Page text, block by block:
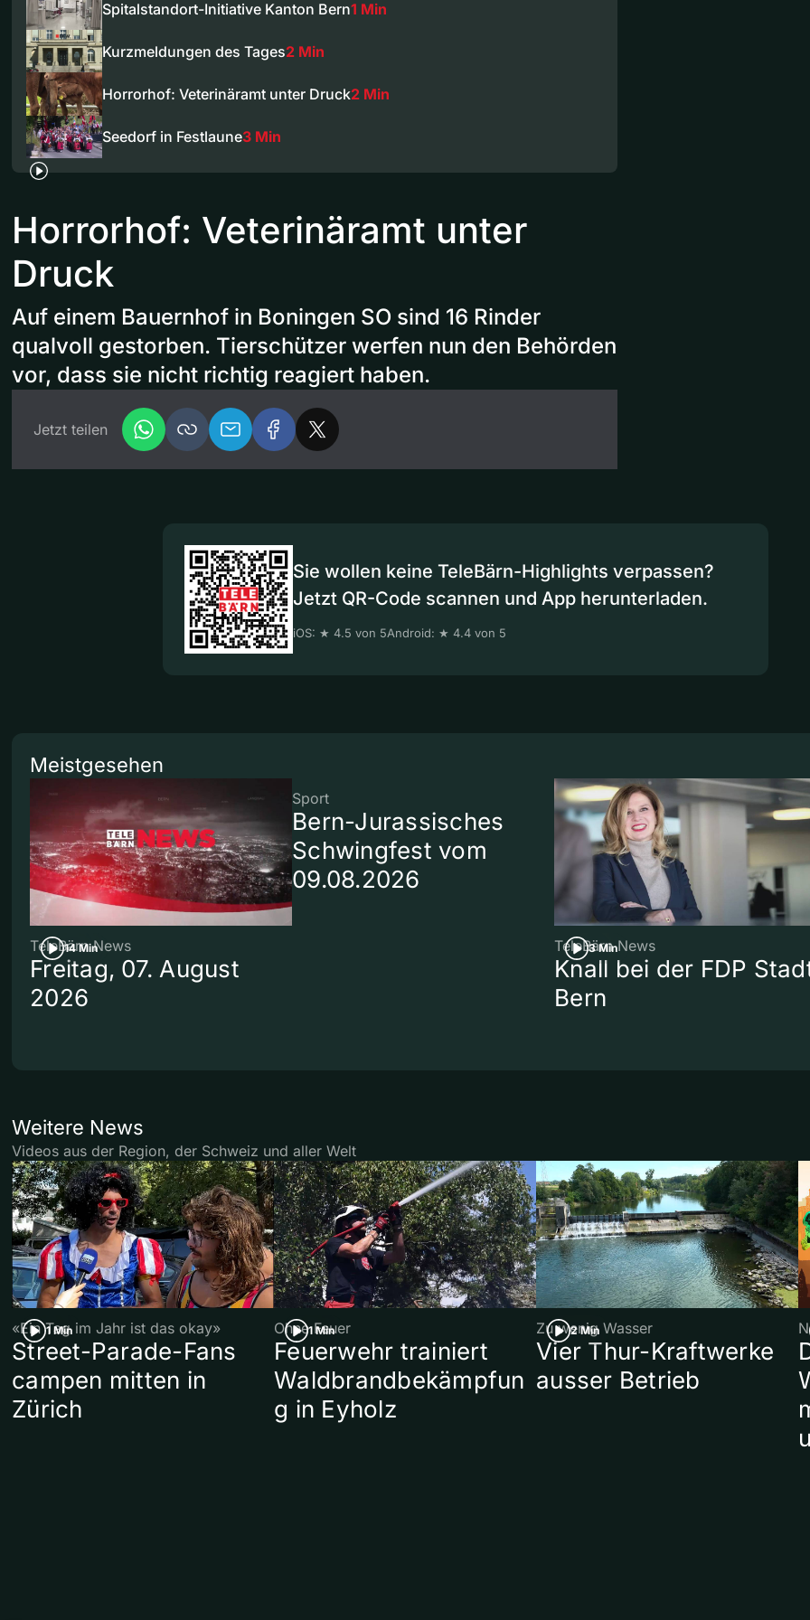
Spitalstandort-Initiative Kanton Bern1 Min
Kurzmeldungen des Tages2 Min
Horrorhof: Veterinäramt unter Druck2 Min
Seedorf in Festlaune3 Min
Horrorhof: Veterinäramt unter
Druck
Auf einem Bauernhof in Boningen SO sind 16 Rinder
qualvoll gestorben. Tierschützer werfen nun den Behörden
vor, dass sie nicht richtig reagiert haben.
Jetzt teilen
Sie wollen keine TeleBärn-Highlights verpassen?
Jetzt QR-Code scannen und App herunterladen.
iOS: ★ 4.5 von 5Android: ★ 4.4 von 5
Meistgesehen
14 Min
TeleBärn News
Freitag, 07. August
2026
Sport
Bern-Jurassisches
Schwingfest vom
09.08.2026
3 Min
TeleBärn News
Knall bei der FDP
Bern
Weitere News
Videos aus der Region, der Schweiz und aller Welt
1 Min
«Ein Tag im Jahr ist das okay»
Street-Parade-Fans
campen mitten in
Zürich
1 Min
Ohne Feuer
Feuerwehr trainiert
Waldbrandbekämpfun
g in Eyholz
2 Min
Zu wenig Wasser
Vier Thur-Kraftwerke
ausser Betrieb